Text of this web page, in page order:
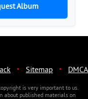
Album
· Sitemap · DMCA
is very important to us.
about published materials on